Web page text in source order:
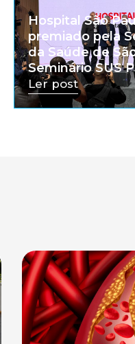
Hospital São
premiado pela
da Saúde de
Seminário SUS
Ler post